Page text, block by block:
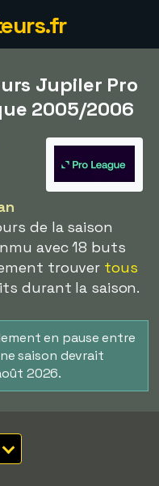
Jupiler Pro
2005/2006
de la saison
avec 18 buts
trouver tous
durant la saison.
en pause entre
saison devrait
2026.